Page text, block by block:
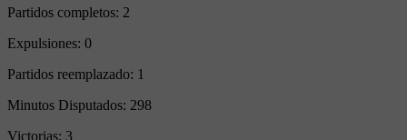
Partidos completos: 2
Expulsiones: 0
Partidos reemplazado: 1
Minutos Disputados: 298
Victorias: 3